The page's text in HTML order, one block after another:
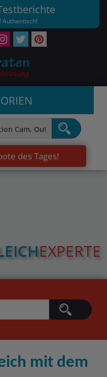
Authentisch!
des Tages!
EXPERTE
mit dem